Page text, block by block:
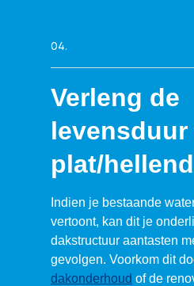
04.
Verleng de
levensduur
plat/
Indien je bestaande
vertoont, kan dit je
dakstructuur aantasten
gevolgen. Voorkom dit
dakonderhoud of de